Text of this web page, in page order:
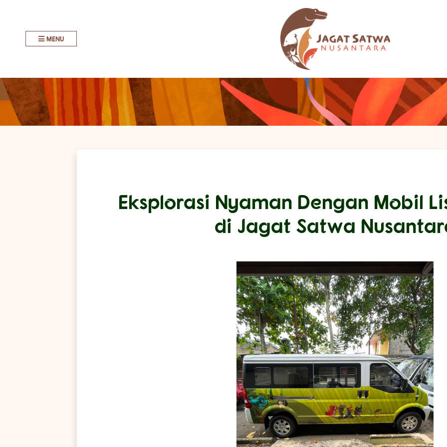
MENU
Eksplorasi Nyaman Dengan Mobil
di Jagat Satwa